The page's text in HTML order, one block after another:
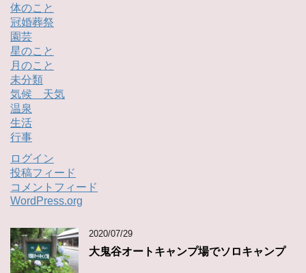
体のこと
冠婚葬祭
園芸
星のこと
月のこと
未分類
気候 天気
温泉
生活
行事
ログイン
投稿フィード
コメントフィード
WordPress.org
2020/07/29
大鬼谷オートキャンプ場でソロキャンプ